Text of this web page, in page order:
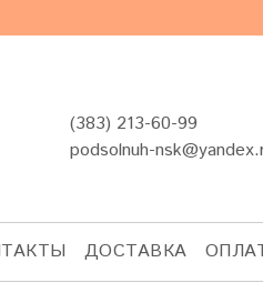
(383) 213-60-99
podsolnuh-
ДОСТАВКА